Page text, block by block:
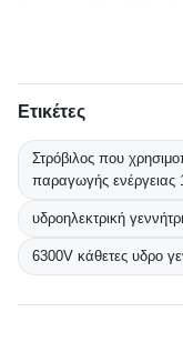
Ετικέτες
Στρόβιλος που
παραγωγής ενέργειας
υδροηλεκτρική
6300V κάθετες υδρο